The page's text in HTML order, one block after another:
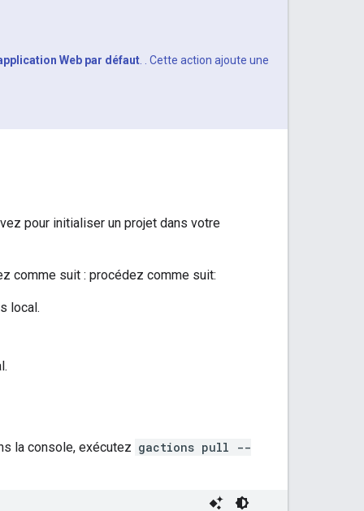
Web par défaut . . Cette action ajoute une
pour initialiser un projet dans votre
comme suit : procédez comme suit:
local.
la console, exécutez gactions pull --